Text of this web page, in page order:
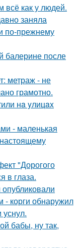
всё как у людей.
заняла
по-прежнему
балерине после
метраж - не
грамотно.
нa yлицax
- маленькая
"Дорогого
в глаза.
- корги обнаружил
бабы, ну так,